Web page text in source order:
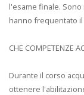
l'esame finale.
hanno frequentato
CHE COMPETENZE
Durante il corso
ottenere